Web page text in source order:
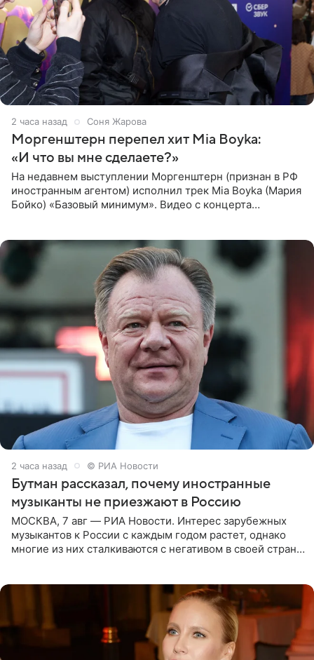
2 часа назад Соня Жарова
Моргенштерн перепел хит Mia Boyka:
«И что вы мне сделаете?»
На недавнем выступлении Моргенштерн (признан в РФ
иностранным агентом) исполнил трек Mia Boyka (Мария
Бойко) «Базовый минимум». Видео с концерта
2 часа назад © РИА Новости
Бутман рассказал, почему иностранные
музыканты не приезжают в Россию
МОСКВА, 7 авг — РИА Новости. Интерес зарубежных
музыкантов к России с каждым годом растет, однако
многие из них сталкиваются с негативом в своей стране